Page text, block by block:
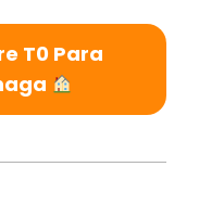
T0 Para